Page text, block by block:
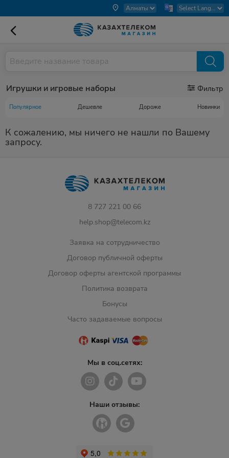
Игрушки и игровые наборы Фильтр
Популярное Дешевле Дороже Новинки
К сожалению, мы ничего не нашли по Вашему
запросу.
8 727 221 00 66
help.shop@telecom.kz
Заявка на сотрудничество
Договор публичной оферты
Договор оферты агентской программы
Политика возврата
Бонусы
Часто задаваемые вопросы
Мы в соц.сетях:
Наши отзывы: